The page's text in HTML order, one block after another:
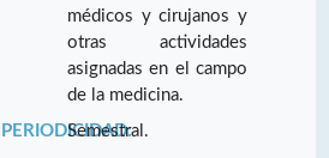
médicos y cirujanos y
otras actividades
asignadas en el campo
de la medicina.
PERIODICIDAD:
Semestral.